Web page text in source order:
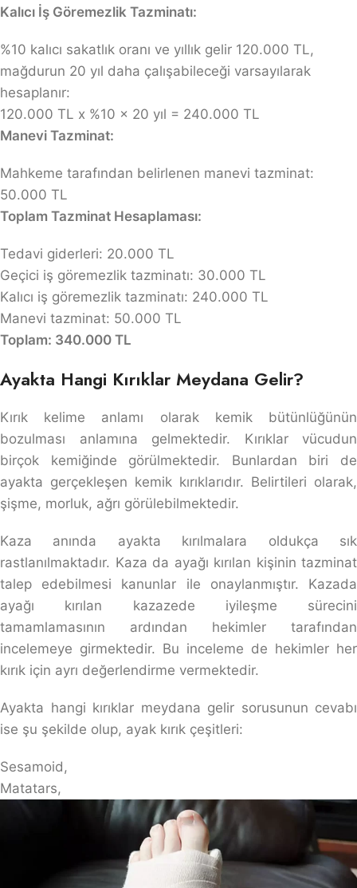
Kalıcı İş Göremezlik Tazminatı:
%10 kalıcı sakatlık oranı ve yıllık gelir 120.000 TL,
mağdurun 20 yıl daha çalışabileceği varsayılarak
hesaplanır:
120.000 TL x %10 x 20 yıl = 240.000 TL
Manevi Tazminat:
Mahkeme tarafından belirlenen manevi tazminat:
50.000 TL
Toplam Tazminat Hesaplaması:
Tedavi giderleri: 20.000 TL
Geçici iş göremezlik tazminatı: 30.000 TL
Kalıcı iş göremezlik tazminatı: 240.000 TL
Manevi tazminat: 50.000 TL
Toplam: 340.000 TL
Ayakta Hangi Kırıklar Meydana Gelir?
Kırık kelime anlamı olarak kemik bütünlüğünün
bozulması anlamına gelmektedir. Kırıklar vücudun
birçok kemiğinde görülmektedir. Bunlardan biri de
ayakta gerçekleşen kemik kırıklarıdır. Belirtileri olarak,
şişme, morluk, ağrı görülebilmektedir.
Kaza anında ayakta kırılmalara oldukça sık
rastlanılmaktadır. Kaza da ayağı kırılan kişinin tazminat
talep edebilmesi kanunlar ile onaylanmıştır. Kazada
ayağı kırılan kazazede iyileşme sürecini
tamamlamasının ardından hekimler tarafından
incelemeye girmektedir. Bu inceleme de hekimler her
kırık için ayrı değerlendirme vermektedir.
Ayakta hangi kırıklar meydana gelir sorusunun cevabı
ise şu şekilde olup, ayak kırık çeşitleri:
Sesamoid,
Matatars,